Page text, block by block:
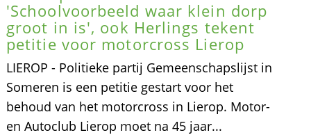
'Schoolvoorbeeld waar klein dorp
groot in is', ook Herlings tekent
petitie voor motorcross Lierop
LIEROP - Politieke partij Gemeenschapslijst in
Someren is een petitie gestart voor het
behoud van het motorcross in Lierop. Motor-
en Autoclub Lierop moet na 45 jaar...